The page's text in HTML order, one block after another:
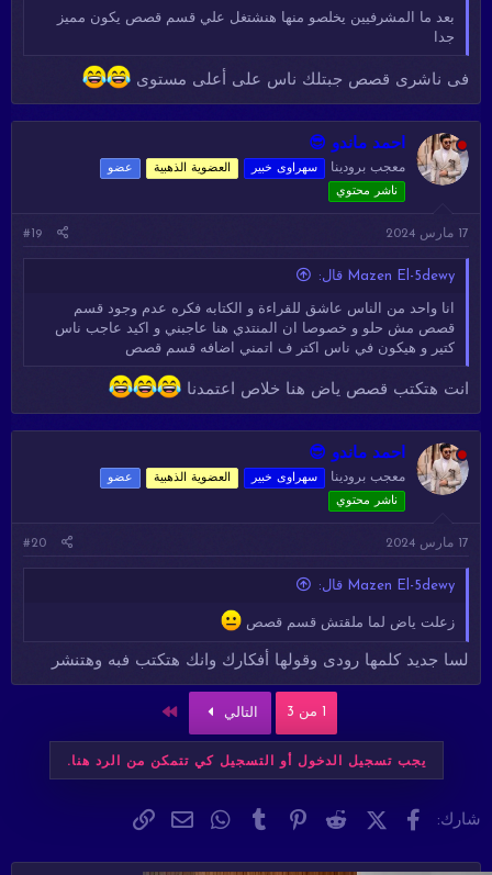
بعد ما المشرفيين يخلصو منها هنشتغل علي قسم قصص يكون مميز
جدا
فى ناشرى قصص جبتلك ناس على أعلى مستوى
احمد ماندو 😎
معجب برودينا سهراوى خبير العضوية الذهبية
عضو
ناشر محتوي
17 مارس 2024 #19
Mazen El-5dewy قال:
انا واحد من الناس عاشق للقراءة و الكتابه فكره عدم وجود قسم
قصص مش حلو و خصوصا ان المنتدي هنا عاجبني و اكيد عاجب ناس
كتير و هيكون في ناس اكتر ف اتمني اضافه قسم قصص
انت هتكتب قصص ياض هنا خلاص اعتمدنا
احمد ماندو 😎
معجب برودينا سهراوى خبير العضوية الذهبية
عضو
ناشر محتوي
17 مارس 2024 #20
Mazen El-5dewy قال:
زعلت ياض لما ملقتش قسم قصص
لسا جديد كلمها رودى وقولها أفكارك وانك هتكتب فبه وهتنشر
1 من 3 التالي
يجب تسجيل الدخول أو التسجيل كي تتمكن من الرد هنا.
شارك: فيسبوكX (Twitter)
Reddit
Pinterest
Tumblr
WhatsAppالبريد الإلكتروني